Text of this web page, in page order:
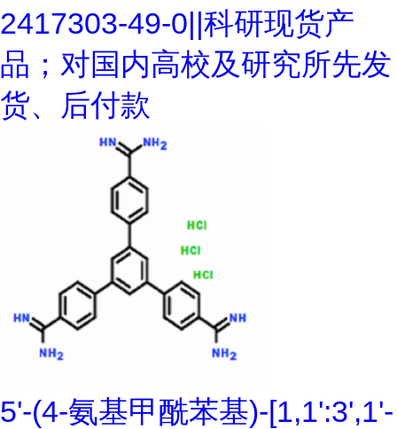
2417303-49-0||科研现货产
品；对国内高校及研究所先发
货、后付款
5'-(4-氨基甲酰苯基)-[1,1':3',1'-